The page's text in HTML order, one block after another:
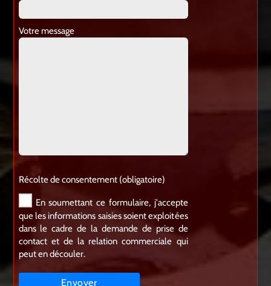
Votre message
Récolte de consentement (obligatoire)
En soumettant ce formulaire, j'accepte
que les informations saisies soient exploitées
dans le cadre de la demande de prise de
contact et de la relation commerciale qui
peut en découler.